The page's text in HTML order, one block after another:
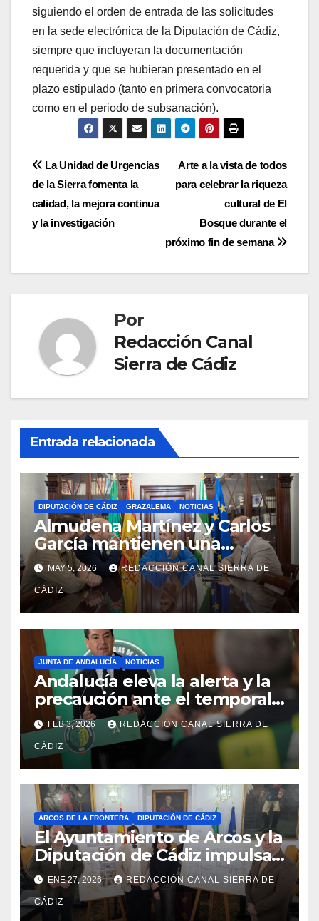
siguiendo el orden de entrada de las solicitudes
en la sede electrónica de la Diputación de Cádiz,
siempre que incluyeran la documentación
requerida y que se hubieran presentado en el
plazo estipulado (tanto en primera convocatoria
como en el periodo de subsanación).
Navegación
de
entradas
Arte a la vista de todos
para celebrar la riqueza
cultural de El
Bosque durante el
próximo fin de semana
La Unidad de Urgencias
de la Sierra fomenta la
calidad, la mejora continua
y la investigación
Por
Redacción Canal
Sierra de Cádiz
Entrada relacionada
DIPUTACIÓN DE CÁDIZ GRAZALEMA NOTICIAS
Almudena Martínez y Carlos
García mantienen una
reunión en el Palacio
Provincial
MAY 5, 2026 REDACCIÓN CANAL SIERRA DE
CÁDIZ
JUNTA DE ANDALUCÍA NOTICIAS
Andalucía eleva la alerta y la
precaución ante el temporal:
colegios cerrados y la UME en
preaviso
FEB 3, 2026 REDACCIÓN CANAL SIERRA DE
CÁDIZ
ARCOS DE LA FRONTERA DIPUTACIÓN DE CÁDIZ
El Ayuntamiento de Arcos y la
Diputación de Cádiz impulsan
la rehabilitación del edificio
anexo al Castillo con la
redacción del proyecto
ENE 27, 2026 REDACCIÓN CANAL SIERRA DE
CÁDIZ